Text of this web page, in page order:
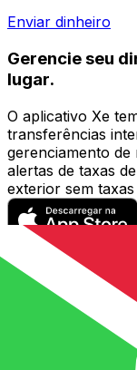
Enviar dinheiro
Gerencie seu
lugar.
O aplicativo Xe
transferências
gerenciamento de
alertas de taxas
exterior sem